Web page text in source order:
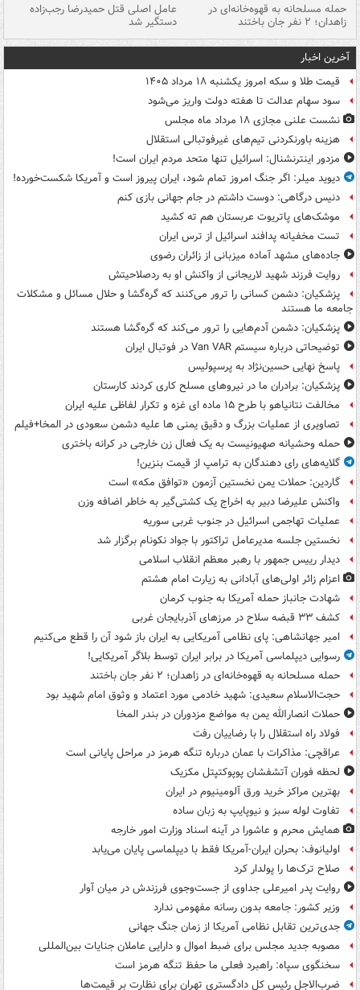
حمله مسلحانه به قهوه‌خانه‌ای در
زاهدان؛ ۲ نفر جان باختند
عامل اصلی قتل حمیدرضا رجب‌زاده
دستگیر شد
آخرین اخبار
قیمت طلا و سکه امروز یکشنبه ۱۸ مرداد ۱۴۰۵
سود سهام عدالت تا هفته دولت واریز می‌شود
نشست علنی مجازی ۱۸ مرداد ماه مجلس
هزینه باورنکردنی تیم‌های غیرفوتبالی استقلال
مزدور اینترنشنال: اسرائیل تنها متحد مردم ایران است!
دیوید میلر: اگر جنگ امروز تمام شود، ایران پیروز است و آمریکا شکست‌خورده!
دنیس درگاهی: دوست داشتم در جام جهانی بازی کنم
موشک‌های پاتریوت عربستان هم ته‌ کشید
تست مخفیانه پدافند اسرائیل از ترس ایران
جاده‌های مشهد آماده میزبانی از زائران رضوی
روایت فرزند شهید لاریجانی از واکنش او به ردصلاحیتش
پزشکیان: دشمن کسانی را ترور می‌کنند که گره‌گشا و حلال مسائل و مشکلات
جامعه ما هستند
پزشکیان: دشمن آدم‌هایی را ترور می‌کند که گره‌گشا هستند
توضیحاتی درباره سیستم Van VAR در فوتبال ایران
پاسخ نهایی حسین‌نژاد به پرسپولیس
پزشکیان: برادران ما در نیروهای مسلح کاری کردند کارستان
مخالفت نتانیاهو با طرح ۱۵ ماده ای غزه و تکرار لفاظی علیه ایران
تصاویری از عملیات بزرگ و دقیق یمنی ها علیه دشمن سعودی در المخا+فیلم
حمله وحشیانه صهیونیست به یک فعال زن خارجی در کرانه باختری
گلایه‌های رای دهندگان به ترامپ از قیمت بنزین!
گاردین: حملات یمن نخستین آزمون «توافق مکه» است
واکنش علیرضا دبیر به اخراج یک کشتی‌گیر به خاطر اضافه وزن
عملیات تهاجمی اسرائیل در جنوب غربی سوریه
نخستین جلسه مدیرعامل تراکتور با جواد نکونام برگزار شد
دیدار رییس جمهور با رهبر معظم انقلاب اسلامی
اعزام زائر اولی‌های آبادانی به زیارت امام هشتم
شهادت جانباز حمله آمریکا به جنوب کرمان
کشف ۳۳ قبضه سلاح در مرزهای آذربایجان غربی
امیر جهانشاهی: پای نظامی آمریکایی به ایران باز شود آن را قطع می‌کنیم
رسوایی دیپلماسی آمریکا در برابر ایران توسط بلاگر آمریکایی!
حمله مسلحانه به قهوه‌خانه‌ای در زاهدان؛ ۲ نفر جان باختند
حجت‌الاسلام سعیدی: شهید خادمی مورد اعتماد و وثوق امام شهید بود
حملات انصارالله یمن به مواضع مزدوران در بندر المخا
فولاد راه استقلال را با رضاییان رفت
عراقچی: مذاکرات با عمان درباره تنگه هرمز در مراحل پایانی است
لحظه فوران آتشفشان پوپوکتپتل مکزیک
بهترین مراکز خرید ورق آلومینیوم در ایران
تفاوت لوله سبز و نیوپایپ به زبان ساده
همایش محرم و عاشورا در آینه اسناد وزارت امور خارجه
اولیانوف: بحران ایران-آمریکا فقط با دیپلماسی پایان می‌یابد
صلاح ترک‌ها را پولدار کرد
روایت پدر امیرعلی جداوی از جست‌وجوی فرزندش در میان آوار
وزیر کشور: جامعه بدون رسانه مفهومی ندارد
جدی‌ترین تقابل نظامی آمریکا از زمان جنگ جهانی
مصوبه جدید مجلس برای ضبط اموال و دارایی عاملان جنایات بین‌المللی
سخنگوی سپاه: راهبرد فعلی ما حفظ تنگه هرمز است
ضرب‌الاجل رئیس کل دادگستری تهران برای نظارت بر قیمت‌ها